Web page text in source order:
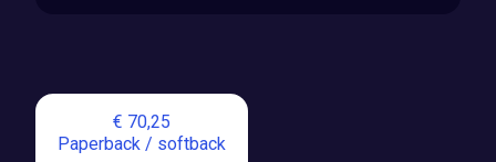
€ 70,25
Paperback / softback